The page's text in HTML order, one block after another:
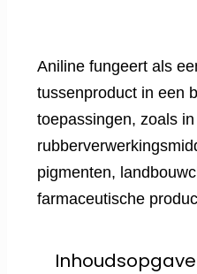
Aniline fungeert als
tussenproduct in een
toepassingen, zoals
pigmenten,
farmaceutische
Inhoudsopgave